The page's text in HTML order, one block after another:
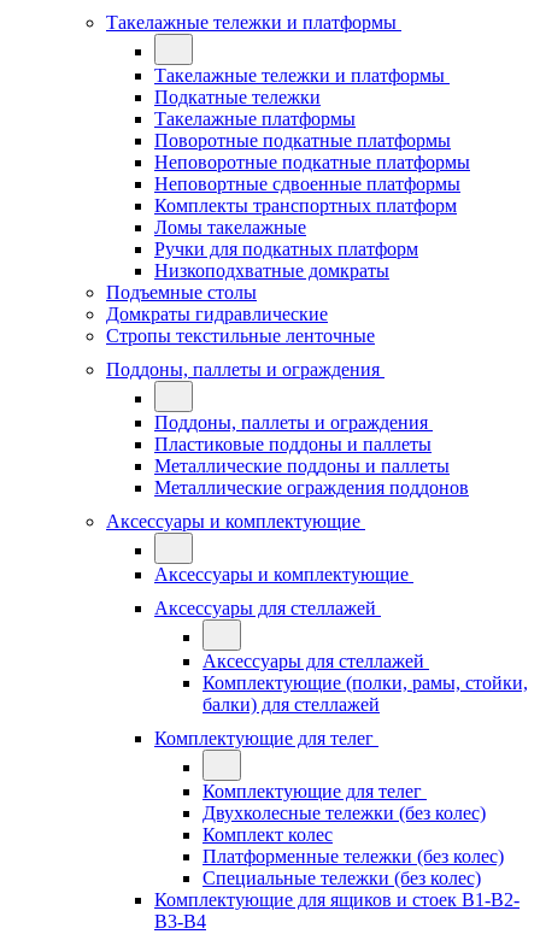
Такелажные тележки и платформы
Такелажные тележки и платформы
Подкатные тележки
Такелажные платформы
Поворотные подкатные платформы
Неповоротные подкатные платформы
Неповортные сдвоенные платформы
Комплекты транспортных платформ
Ломы такелажные
Ручки для подкатных платформ
Низкоподхватные домкраты
Подъемные столы
Домкраты гидравлические
Стропы текстильные ленточные
Поддоны, паллеты и ограждения
Поддоны, паллеты и ограждения
Пластиковые поддоны и паллеты
Металлические поддоны и паллеты
Металлические ограждения поддонов
Аксессуары и комплектующие
Аксессуары и комплектующие
Аксессуары для стеллажей
Аксессуары для стеллажей
Комплектующие (полки, рамы, стойки,
балки) для стеллажей
Комплектующие для телег
Комплектующие для телег
Двухколесные тележки (без колес)
Комплект колес
Платформенные тележки (без колес)
Специальные тележки (без колес)
Комплектующие для ящиков и стоек В1-В2-
В3-В4